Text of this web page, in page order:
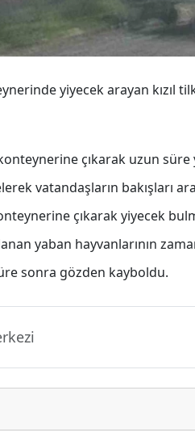
yiyecek arayan kızıl
çıkarak uzun
vatandaşların bakışları
çıkarak yiyecek
yaban hayvanlarının
sonra gözden kayboldu.